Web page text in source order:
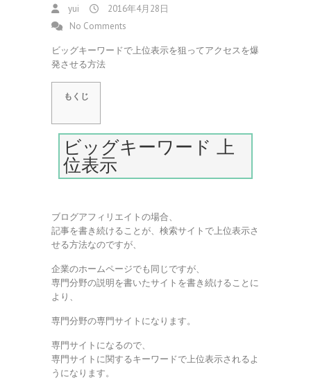
yui
2016年4月28日
No Comments
ビッグキーワードで上位表示を狙ってアクセスを爆
発させる方法
もくじ
ビッグキーワード 上
位表示
ブログアフィリエイトの場合、
記事を書き続けることが、検索サイトで上位表示さ
せる方法なのですが、
企業のホームページでも同じですが、
専門分野の説明を書いたサイトを書き続けることに
より、
専門分野の専門サイトになります。
専門サイトになるので、
専門サイトに関するキーワードで上位表示されるよ
うになります。